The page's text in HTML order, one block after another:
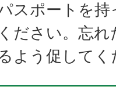
スポートを
ださい。忘れ
よう促してく